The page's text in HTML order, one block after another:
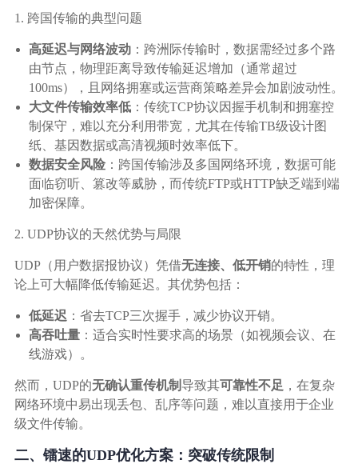
基因行业
汽车行业
生产制造业
影视制作业
1. 跨国传输的典型问题
高延迟与网络波动：跨洲际传输时，数据需经过多个路
由节点，物理距离导致传输延迟增加（通常超过
100ms），且网络拥塞或运营商策略差异会加剧波动性。
大文件传输效率低：传统TCP协议因握手机制和拥塞控
制保守，难以充分利用带宽，尤其在传输TB级设计图
纸、基因数据或高清视频时效率低下。
数据安全风险：跨国传输涉及多国网络环境，数据可能
面临窃听、篡改等威胁，而传统FTP或HTTP缺乏端到端
加密保障。
2. UDP协议的天然优势与局限
UDP（用户数据报协议）凭借无连接、低开销的特性，理
论上可大幅降低传输延迟。其优势包括：
低延迟 ：省去TCP三次握手，减少协议开销。
高吞吐量：适合实时性要求高的场景（如视频会议、在
线游戏）。
然而，UDP的无确认重传机制 导致其可靠性不足 ，在复杂
网络环境中易出现丢包、乱序等问题，难以直接用于企业
级文件传输。
二、镭速的UDP优化方案：突破传统限制